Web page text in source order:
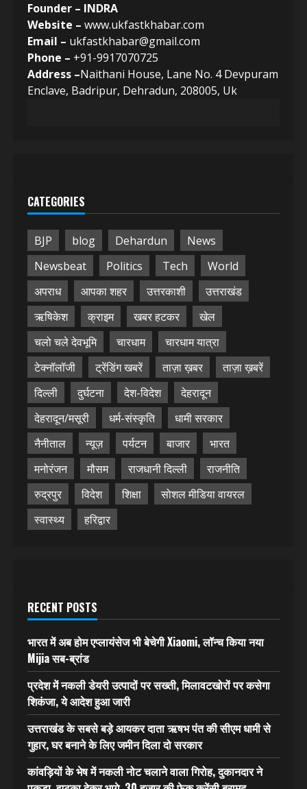
Founder – INDRA
Website – www.ukfastkhabar.com
Email – ukfastkhabar@gmail.com
Phone – +91-9917070725
Address –Naithani House, Lane No. 4 Devpuram
Enclave, Badripur, Dehradun, 208005, Uk
CATEGORIES
BJP blog Dehardun
News
Newsbeat
Politics Tech
World
अपराध
आपका शहर उत्तरकाशी
उत्तराखंड
ऋषिकेश
क्राइम खबर हटकर
खेल
चलो चले देवभूमि
चारधाम
चारधाम यात्रा
टेक्नॉलॉजी
ट्रेंडिंग खबरें ताज़ा ख़बर
ताज़ा ख़बरें
दिल्ली
दुर्घटना देश-विदेश
देहरादून
देहरादून/मसूरी
धर्म-संस्कृति
धामी सरकार
नैनीताल
न्यूज़ पर्यटन बाजार
भारत
मनोरंजन
मौसम राजधानी दिल्ली
राजनीति
रुद्रपुर
विदेश शिक्षा
सोशल मीडिया वायरल
स्वास्थ्य
हरिद्वार
RECENT POSTS
भारत में अब होम एप्लायंसेज भी बेचेगी Xiaomi, लॉन्च किया नया
Mijia सब-ब्रांड
प्रदेश में नकली डेयरी उत्पादों पर सख्ती, मिलावटखोरों पर कसेगा
शिकंजा, ये आदेश हुआ जारी
उत्तराखंड के सबसे बड़े आयकर दाता ऋषभ पंत की सीएम धामी से
गुहार, घर बनाने के लिए जमीन दिला दो सरकार
कांवड़ियों के भेष में नकली नोट चलाने वाला गिरोह, दुकानदार ने